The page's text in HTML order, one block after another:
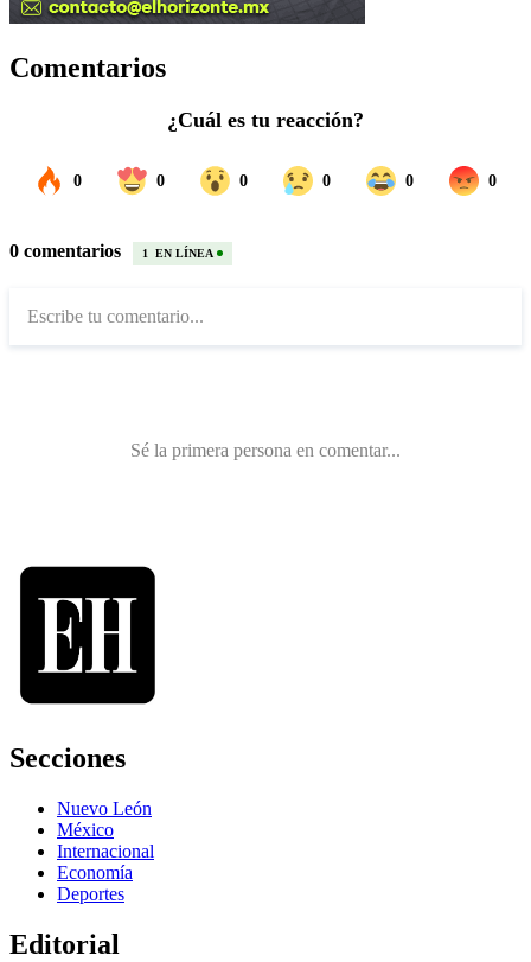
Comentarios
Secciones
Nuevo León
México
Internacional
Economía
Deportes
Editorial